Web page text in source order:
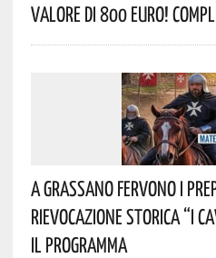
Valore Di 800 Euro!
A Grassano Fervono I
Rievocazione Storica “I
Il Programma